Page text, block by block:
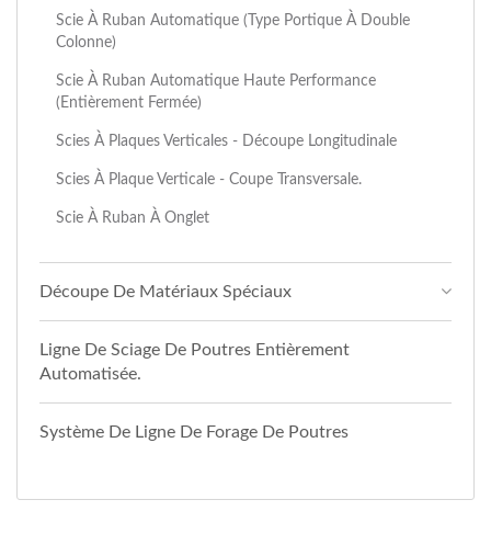
Scie À Ruban Automatique (type Portique À Double
Colonne)
Scie À Ruban Automatique Haute Performance
(entièrement Fermée)
Scies À Plaques Verticales - Découpe Longitudinale
Scies À Plaque Verticale - Coupe Transversale.
Scie À Ruban À Onglet
Découpe De Matériaux Spéciaux
Ligne De Sciage De Poutres Entièrement
Automatisée.
Système De Ligne De Forage De Poutres